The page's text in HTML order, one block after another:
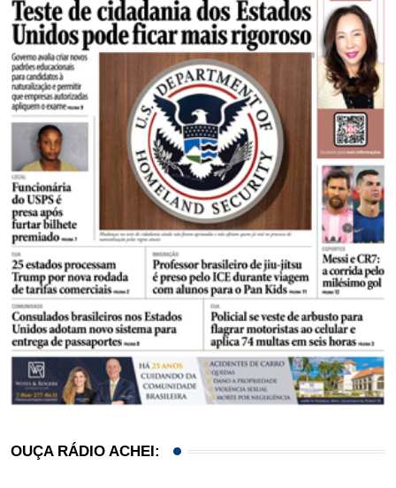
OUÇA RÁDIO ACHEI: